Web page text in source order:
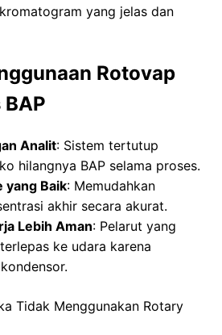
yang jelas dan
Rotovap
Analit: Sistem tertutup
hilangnya BAP selama proses.
yang Baik: Memudahkan
akhir secara akurat.
Lebih Aman: Pelarut yang
ke udara karena
Tidak Menggunakan Rotary